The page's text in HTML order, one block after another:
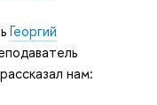
Георгий
нам: